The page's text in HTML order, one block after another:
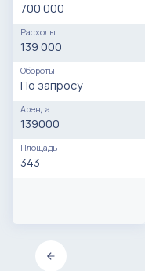
700 000
Расходы
139 000
Обороты
По запросу
Аренда
139000
Площадь
343